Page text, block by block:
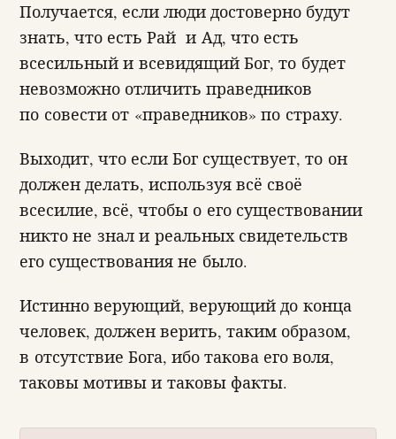
Получается, если люди достоверно будут
знать, что есть Рай и Ад, что есть
всесильный и всевидящий Бог, то будет
невозможно отличить праведников
по совести от «праведников» по страху.
Выходит, что если Бог существует, то он
должен делать, используя всё своё
всесилие, всё, чтобы о его существовании
никто не знал и реальных свидетельств
его существования не было.
Истинно верующий, верующий до конца
человек, должен верить, таким образом,
в отсутствие Бога, ибо такова его воля,
таковы мотивы и таковы факты.